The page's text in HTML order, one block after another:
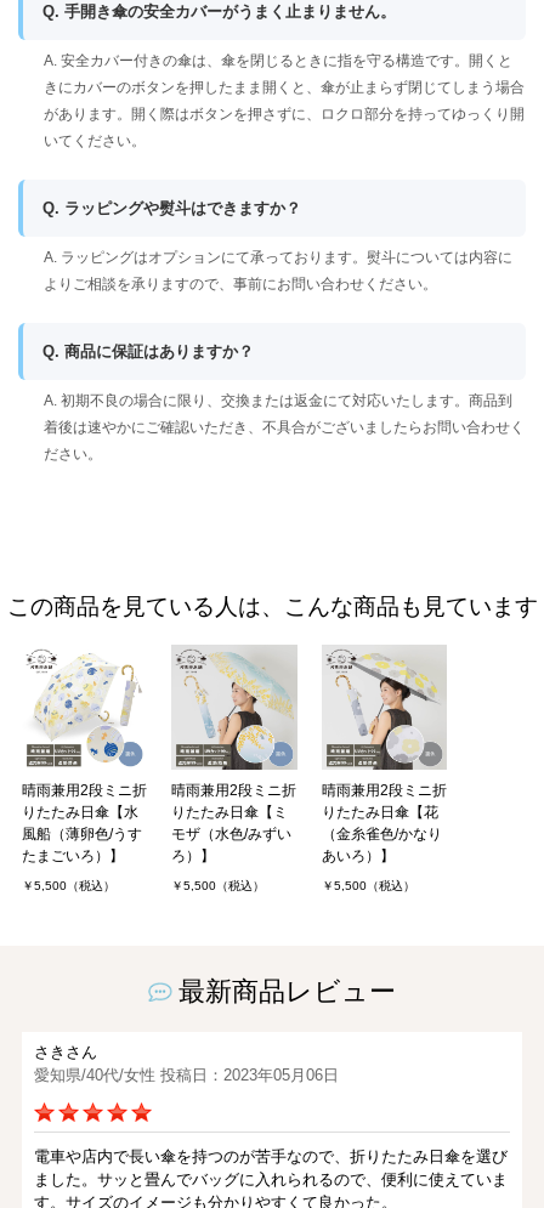
Q. 手開き傘の安全カバーがうまく止まりません。
A. 安全カバー付きの傘は、傘を閉じるときに指を守る構造です。開くと
きにカバーのボタンを押したまま開くと、傘が止まらず閉じてしまう場合
があります。開く際はボタンを押さずに、ロクロ部分を持ってゆっくり開
いてください。
Q. ラッピングや熨斗はできますか？
A. ラッピングはオプションにて承っております。熨斗については内容に
よりご相談を承りますので、事前にお問い合わせください。
Q. 商品に保証はありますか？
A. 初期不良の場合に限り、交換または返金にて対応いたします。商品到
着後は速やかにご確認いただき、不具合がございましたらお問い合わせく
ださい。
この商品を見ている人は、こんな商品も見ています
晴雨兼用2段ミニ折
りたたみ日傘【水
風船（薄卵色/うす
たまごいろ）】
￥5,500（税込）
晴雨兼用2段ミニ折
りたたみ日傘【ミ
モザ（水色/みずい
ろ）】
￥5,500（税込）
晴雨兼用2段ミニ折
りたたみ日傘【花
（金糸雀色/かなり
あいろ）】
￥5,500（税込）
最新商品レビュー
さきさん
愛知県/40代/女性 投稿日：2023年05月06日
電車や店内で長い傘を持つのが苦手なので、折りたたみ日傘を選び
ました。サッと畳んでバッグに入れられるので、便利に使えていま
す。サイズのイメージも分かりやすくて良かった。